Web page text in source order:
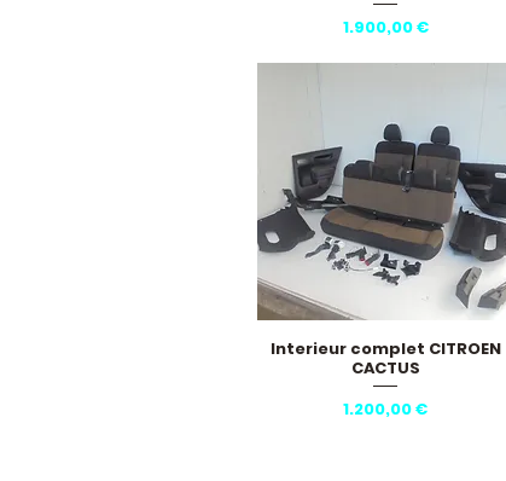
Pris
1.900,00 €
Hurtigvisning
Interieur complet CITROEN
CACTUS
Pris
1.200,00 €